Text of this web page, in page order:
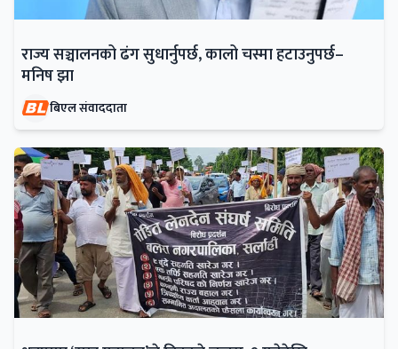
राज्य सञ्चालनको ढंग सुधार्नुपर्छ, कालो चस्मा हटाउनुपर्छ–
मनिष झा
बिएल संवाददाता